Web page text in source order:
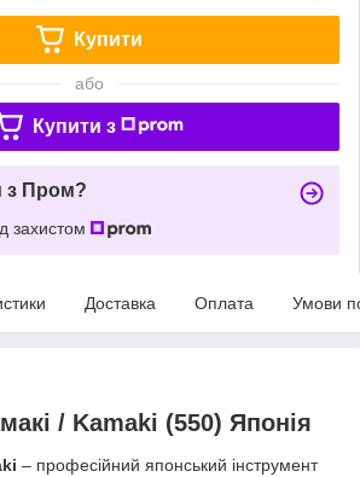
Купити
або
Купити з
з Пром?
захистом
Доставка Оплата Умови
/ Kamaki (550) Японія
– професійний японський інструмент